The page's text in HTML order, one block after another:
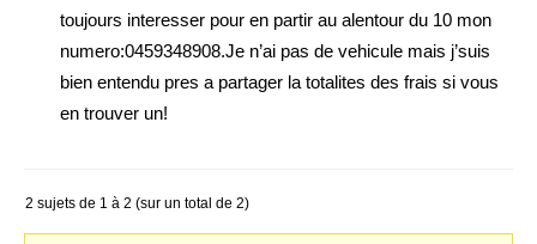
toujours interesser pour en partir au alentour du 10 mon
numero:0459348908.Je n’ai pas de vehicule mais j’suis
bien entendu pres a partager la totalites des frais si vous
en trouver un!
2 sujets de 1 à 2 (sur un total de 2)